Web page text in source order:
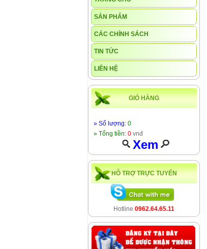
SẢN PHẨM
CÁC CHÍNH SÁCH
TIN TỨC
LIÊN HỆ
GIỎ HÀNG
» Số lượng: 0
» Tổng tiền: 0 vnđ
Xem
HỖ TRỢ TRỰC TUYẾN
Hotline 0962.64.65.11